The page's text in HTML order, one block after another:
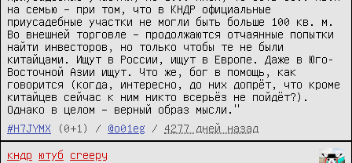
на семью – при том, что в КНДР официальные
приусадебные участки не могли быть больше 100 кв. м.
Во внешней торговле – продолжаются отчаянные попытки
найти инвесторов, но только чтобы те не были
китайцами. Ищут в России, ищут в Европе. Даже в Юго-
Восточной Азии ищут. Что же, бог в помощь, как
говорится (когда, интересно, до них допрёт, что кроме
китайцев сейчас к ним никто всерьёз не пойдёт?).
Однако в целом – верный образ мысли."
#H7JYMX
(0+1) / @o01eg / 4277 дней назад
кндр ютуб
creepy